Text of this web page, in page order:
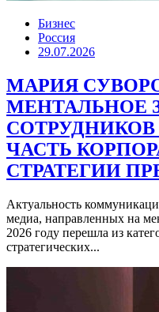
Бизнес
Россия
29.07.2026
МАРИЯ
МЕНТАЛЬНОЕ
ЧАСТЬ
СТРАТЕГИИ
Актуальность
медиа, направленных на
2026 году перешла из
стратегических...